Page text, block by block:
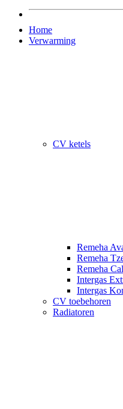
Home
Verwarming
CV ketels
Remeha
Remeha
Remeha
Intergas
Intergas
CV toebehoren
Radiatoren